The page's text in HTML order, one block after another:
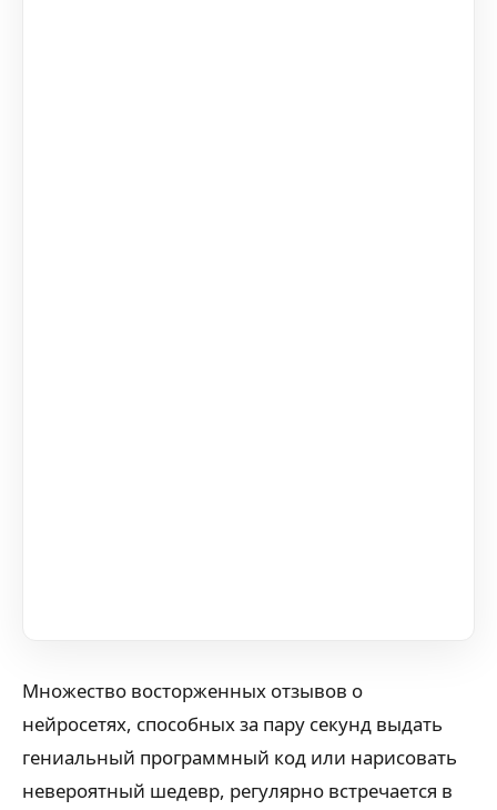
Множество восторженных отзывов о
нейросетях, способных за пару секунд выдать
гениальный программный код или нарисовать
невероятный шедевр, регулярно встречается в